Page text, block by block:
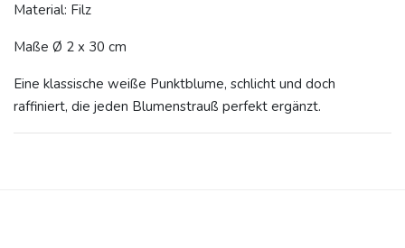
Material: Filz
Maße Ø 2 x 30 cm
Eine klassische weiße Punktblume, schlicht und doch
raffiniert, die jeden Blumenstrauß perfekt ergänzt.